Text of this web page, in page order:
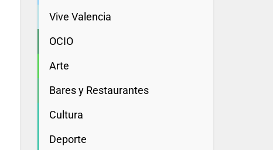
Vive Valencia
OCIO
Arte
Bares y Restaurantes
Cultura
Deporte